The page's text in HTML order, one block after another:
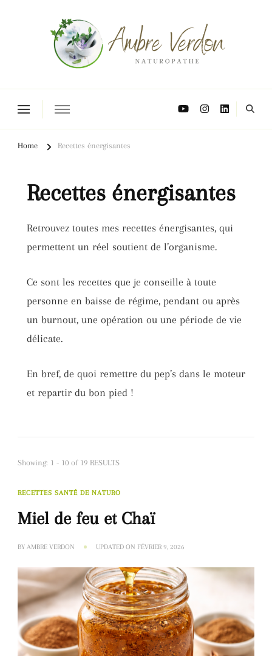
Home Recettes énergisantes
Retrouvez toutes mes recettes énergisantes, qui
permettent un réel soutient de l’organisme.
Ce sont les recettes que je conseille à toute
personne en baisse de régime, pendant ou après
un burnout, une opération ou une période de vie
délicate.
En bref, de quoi remettre du pep’s dans le moteur
et repartir du bon pied !
Recettes énergisantes
Showing: 1 - 10 of 19 RESULTS
RECETTES SANTÉ DE NATURO
Miel de feu et Chaï
BY AMBRE VERDON UPDATED ON FÉVRIER 9, 2026